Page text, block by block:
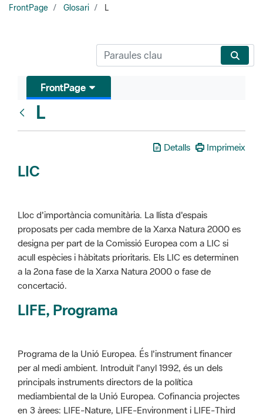
FrontPage Glosari L
FrontPage
L
Detalls Imprimeix
LIC
Lloc d'importància comunitària. La llista d'espais
proposats per cada membre de la Xarxa Natura 2000 es
designa per part de la Comissió Europea com a LIC si
acull espècies i hàbitats prioritaris. Els LIC es determinen
a la 2ona fase de la Xarxa Natura 2000 o fase de
concertació.
LIFE, Programa
Programa de la Unió Europea. És l'instrument financer
per al medi ambient. Introduït l'anyl 1992, és un dels
principals instruments directors de la política
mediambiental de la Unió Europea. Cofinancia projectes
en 3 àrees: LIFE-Nature, LIFE-Environment i LIFE-Third